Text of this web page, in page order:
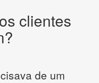
clientes
de um